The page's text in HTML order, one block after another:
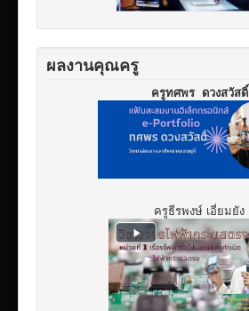
ผลงานคุณครู
ครูทศพร ดวงสวัสดิ์
ครูธีรพงษ์ เอี่ยมยัง